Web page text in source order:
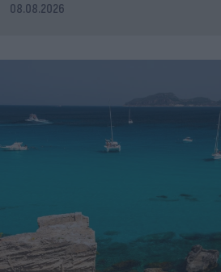
08.08.2026